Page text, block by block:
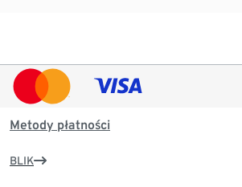
Metody płatności
BLIK